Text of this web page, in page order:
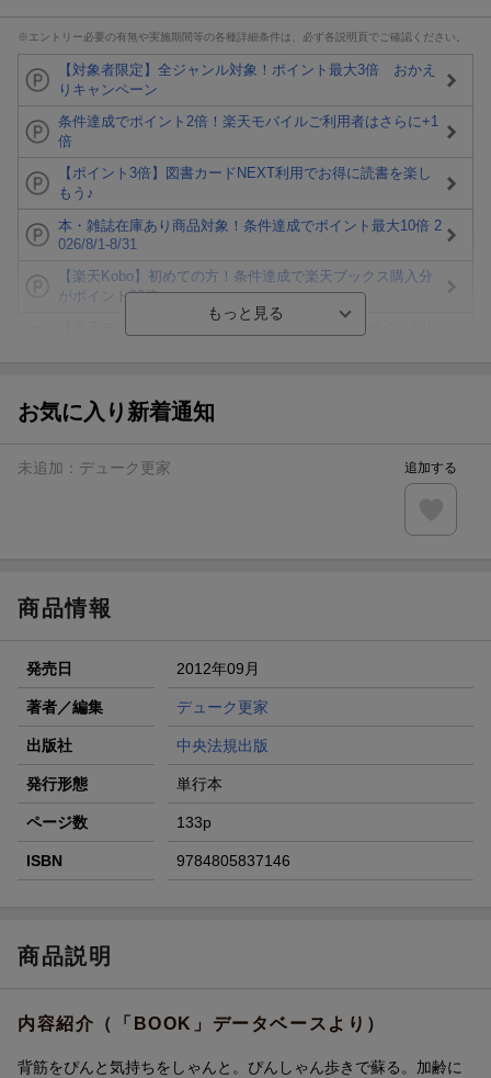
※エントリー必要の有無や実施期間等の各種詳細条件は、必ず各説明頁でご確認ください。
【対象者限定】全ジャンル対象！ポイント最大3倍 おかえ
りキャンペーン
条件達成でポイント2倍！楽天モバイルご利用者はさらに+1
倍
【ポイント3倍】図書カードNEXT利用でお得に読書を楽し
もう♪
本・雑誌在庫あり商品対象！条件達成でポイント最大10倍 2
026/8/1-8/31
【楽天Kobo】初めての方！条件達成で楽天ブックス購入分
がポイント20倍
ト山分け
エントリー＆3,000円以上購入で無料データSIM（3GB/月プ
楽天モバイル紹介キャンペーンの拡散で300円OFFクーポン
お気に入り新着通知
未追加： デューク更家 追加する
商品情報
発売日 2012年09月
著者／編集 デューク更家
出版社 中央法規出版
発行形態 単行本
ページ数 133p
ISBN 9784805837146
商品説明
内容紹介（「BOOK」データベースより）
背筋をぴんと気持ちをしゃんと。ぴんしゃん歩きで蘇る。加齢に